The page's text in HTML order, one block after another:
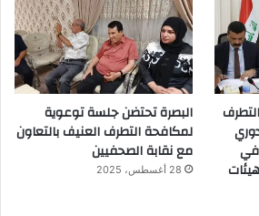
في
البصرة تحتضن جلسة توعوية
لمكافحة التطرف العنيف بالتعاون
مع نقابة الصحفيين
28 أغسطس، 2025